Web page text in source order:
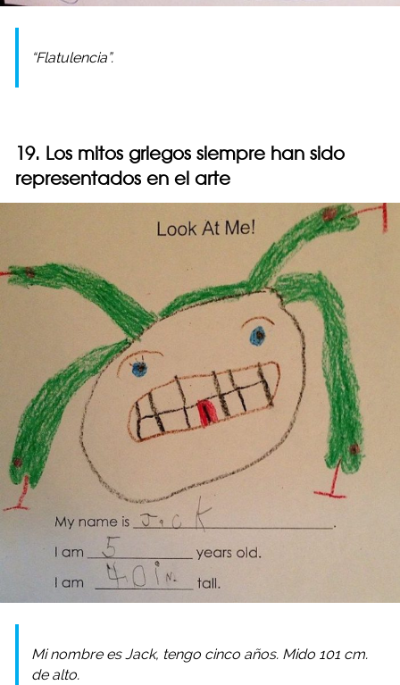
“Flatulencia”.
19. Los mitos griegos siempre han sido
representados en el arte
Mi nombre es Jack, tengo cinco años. Mido 101 cm.
de alto.